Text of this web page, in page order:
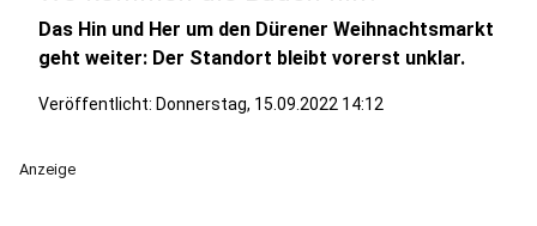
Das Hin und Her um den Dürener Weihnachtsmarkt
geht weiter: Der Standort bleibt vorerst unklar.
Veröffentlicht: Donnerstag, 15.09.2022 14:12
Anzeige